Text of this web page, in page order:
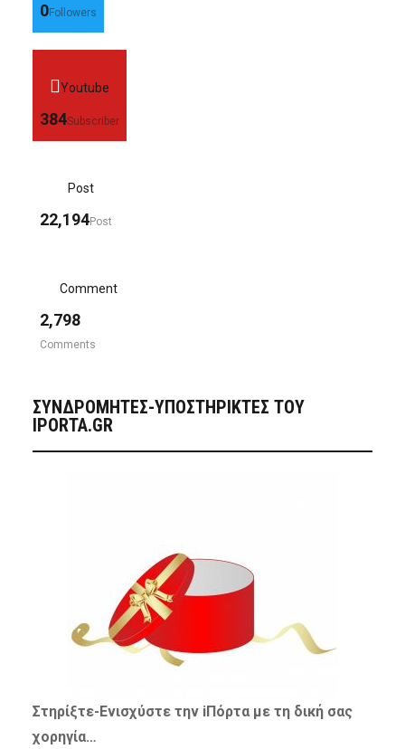
0Followers
Youtube
384Subscriber
Post
22,194Post
Comment
2,798
Comments
ΣΥΝΔΡΟΜΗΤΈΣ-ΥΠΟΣΤΗΡΙΚΤΈΣ ΤΟΥ
IPORTA.GR
Στηρίξτε-Ενισχύστετην iΠόρτα με τη δική σας
χορηγία…